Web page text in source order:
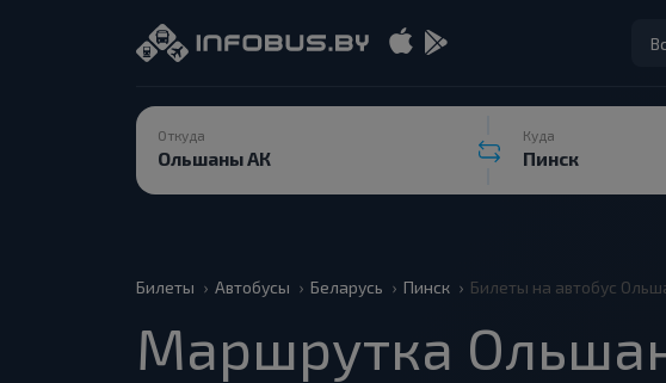
Откуда Куда
Билеты Автобусы Беларусь Пинск Билеты на автобус
Маршрутка